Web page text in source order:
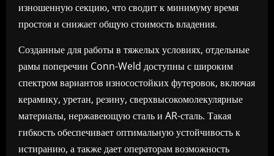
изношенную секцию, что сводит к минимуму время
простоя и снижает общую стоимость владения.
Созданные для работы в тяжелых условиях, отдельные
рамы поперечин Conn-Weld доступны с широким
спектром вариантов износостойких футеровок, включая
керамику, уретан, резину, сверхвысокомолекулярные
материалы, нержавеющую сталь и AR-сталь. Такая
гибкость обеспечивает оптимальную устойчивость к
истиранию, а также дает операторам возможность